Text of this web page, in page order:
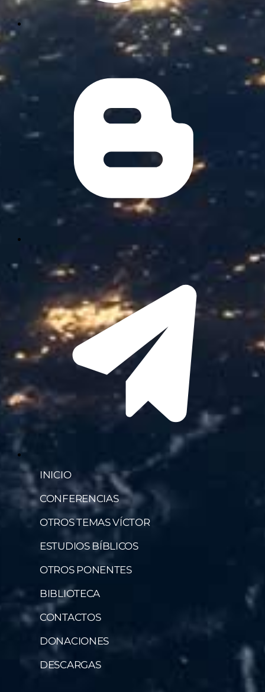
INICIO
CONFERENCIAS
OTROS TEMAS VÍCTOR
ESTUDIOS BÍBLICOS
OTROS PONENTES
BIBLIOTECA
CONTACTOS
DONACIONES
DESCARGAS